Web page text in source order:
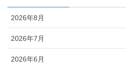
2026年8月
2026年7月
2026年6月